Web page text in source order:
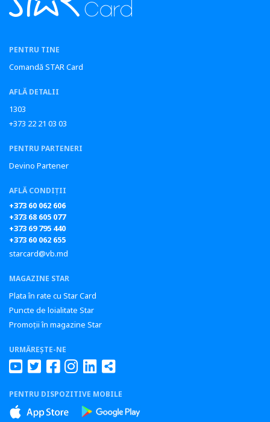
PENTRU TINE
Comandă STAR Card
AFLĂ DETALII
1303
+373 22 21 03 03
PENTRU PARTENERI
Devino Partener
AFLĂ CONDIȚII
+373 60 062 606
+373 68 605 077
+373 69 795 440
+373 60 062 655
starcard@vb.md
MAGAZINE STAR
Plata în rate cu Star Card
Puncte de loialitate Star
Promoții în magazine Star
URMĂREȘTE-NE
PENTRU DISPOZITIVE MOBILE